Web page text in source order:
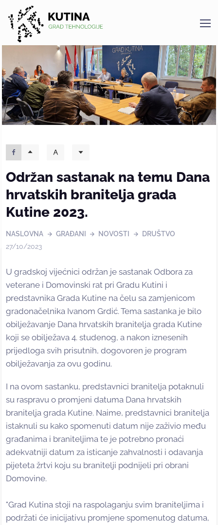
Kutina
Održan sastanak na temu Dana
hrvatskih branitelja grada
Kutine 2023.
NASLOVNA GRAĐANI NOVOSTI
DRUŠTVO
27/10/2023
U gradskoj vijećnici održan je sastanak Odbora za
veterane i Domovinski rat pri Gradu Kutini i
predstavnika Grada Kutine na čelu sa zamjenicom
gradonačelnika Ivanom Grdić. Tema sastanka je bilo
obilježavanje Dana hrvatskih branitelja grada Kutine
koji se obilježava 4. studenog, a nakon iznesenih
prijedloga svih prisutnih, dogovoren je program
obilježavanja za ovu godinu.
I na ovom sastanku, predstavnici branitelja potaknuli
su raspravu o promjeni datuma Dana hrvatskih
branitelja grada Kutine. Naime, predstavnici branitelja
istaknuli su kako spomenuti datum nije zaživio među
građanima i braniteljima te je potrebno pronaći
adekvatniji datum za isticanje zahvalnosti i odavanja
pijeteta žrtvi koju su branitelji podnijeli pri obrani
Domovine.
"Grad Kutina stoji na raspolaganju svim braniteljima i
podržati će inicijativu promjene spomenutog datuma,